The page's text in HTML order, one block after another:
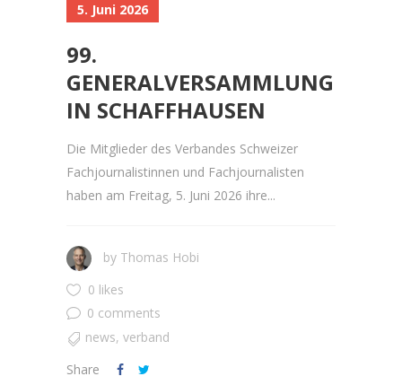
5. Juni 2026
99.
GENERALVERSAMMLUNG
IN SCHAFFHAUSEN
Die Mitglieder des Verbandes Schweizer
Fachjournalistinnen und Fachjournalisten
haben am Freitag, 5. Juni 2026 ihre...
by Thomas Hobi
0 likes
0 comments
news, verband
Share